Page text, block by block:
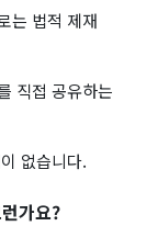
는 법적 제재
직접 공유하는
없습니다.
가요?